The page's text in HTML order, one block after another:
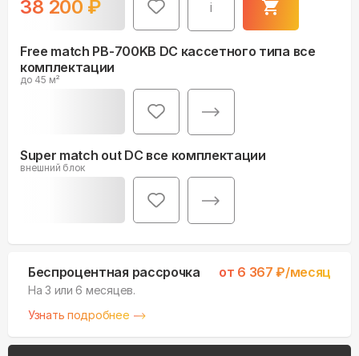
38 200 ₽ i
Free match PB-700KB DC кассетного типа все
комплектации
до 45 м²
Super match out DC все комплектации
внешний блок
Беспроцентная рассрочка от 6 367 ₽/месяц
На 3 или 6 месяцев.
Узнать подробнее